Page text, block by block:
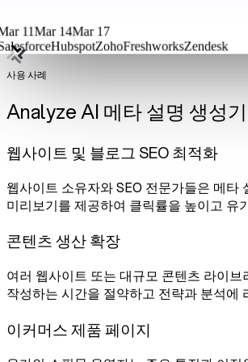
11Mar 14Mar 17
HubspotZohoFreshworksZendesk
사용 사례
Analyze AI 메타 설명 생성
웹사이트 및 블로그 SEO 최적화
웹사이트 소유자와 SEO 전문가들은 메
미리보기를 제공하여 클릭률을 높이고 유
콘텐츠 생산 확장
여러 웹사이트 또는 대규모 콘텐츠 라이
작성하는 시간을 절약하고 전략과 분석에
이커머스 제품 페이지